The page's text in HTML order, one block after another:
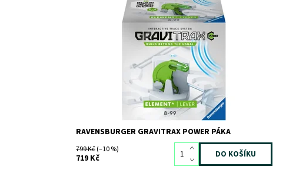
Skladem>3
10344
RAVENSBURGER
RAVENSBURGER GRAVITRAX POWER PÁKA
799 Kč(–10 %)
719 Kč